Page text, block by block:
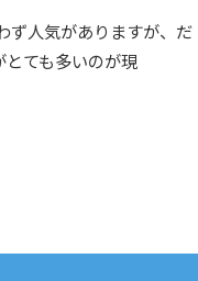
人気がありますが、 だ
ても多いのが現